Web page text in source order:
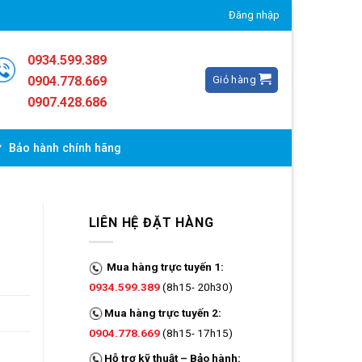
Đăng nhập
0934.599.389
0904.778.669
0907.428.686
Giỏ hàng
Bảo hành chính hãng
LIÊN HỆ ĐẶT HÀNG
Mua hàng trực tuyến 1:
0934.599.389(8h15- 20h30)
Mua hàng trực tuyến 2:
0904.778.669(8h15- 17h15)
Hỗ trợ kỹ thuật – Bảo hành: